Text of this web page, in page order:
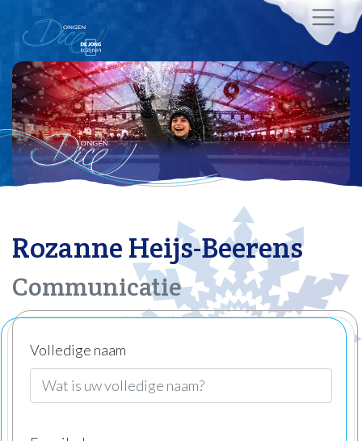
Rozanne Heijs-Beerens
Communicatie
Volledige naam